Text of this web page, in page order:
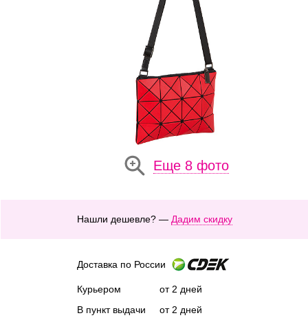
Еще 8 фото
Нашли дешевле? — Дадим скидку
Доставка по России
Курьером
В пункт выдачи
от 2 дней
от 2 дней